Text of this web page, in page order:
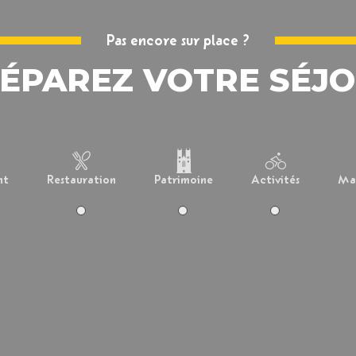
Pas encore sur place ?
VOTRE
Restauration Patrimoine Activités